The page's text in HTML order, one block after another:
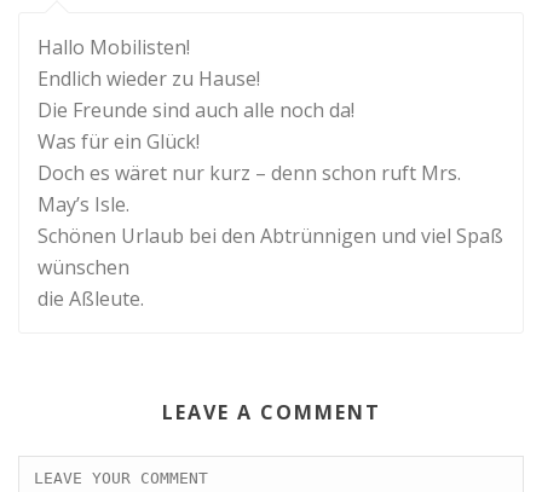
Hallo Mobilisten!
Endlich wieder zu Hause!
Die Freunde sind auch alle noch da!
Was für ein Glück!
Doch es wäret nur kurz – denn schon ruft Mrs.
May’s Isle.
Schönen Urlaub bei den Abtrünnigen und viel Spaß
wünschen
die Aßleute.
LEAVE A COMMENT